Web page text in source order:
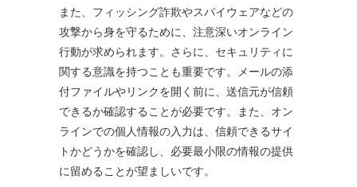
また、フィッシング詐欺やスパイウェアなどの
攻撃から身を守るために、注意深いオンライン
行動が求められます。さらに、セキュリティに
関する意識を持つことも重要です。メールの添
付ファイルやリンクを開く前に、送信元が信頼
できるか確認することが必要です。また、オン
ラインでの個人情報の入力は、信頼できるサイ
トかどうかを確認し、必要最小限の情報の提供
に留めることが望ましいです。